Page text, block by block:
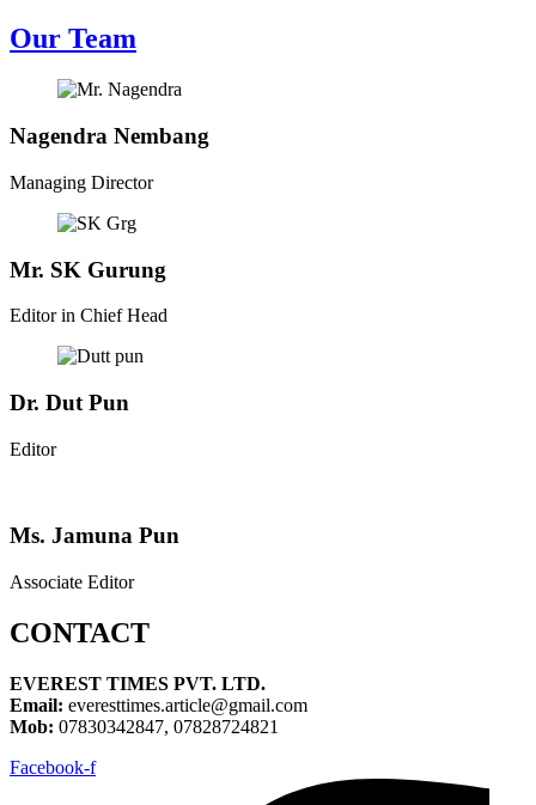
Our Team
Nagendra Nembang
Managing Director
Mr. SK Gurung
Editor in Chief Head
Dr. Dut Pun
Editor
Ms. Jamuna Pun
Associate Editor
CONTACT
EVEREST TIMES PVT. LTD.
Email: everesttimes.article@gmail.com
Mob: 07830342847, 07828724821
Facebook-f